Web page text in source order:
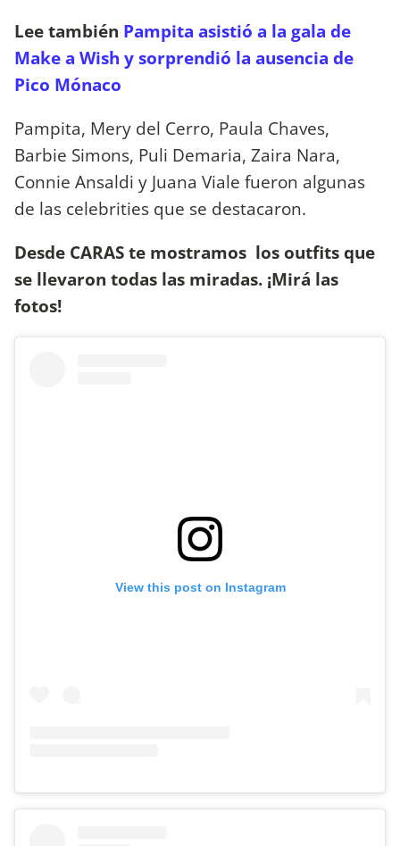
Lee también Pampita asistió a la gala de
Make a Wish y sorprendió la ausencia de
Pico Mónaco
Pampita, Mery del Cerro, Paula Chaves,
Barbie Simons, Puli Demaria, Zaira Nara,
Connie Ansaldi y Juana Viale fueron algunas
de las celebrities que se destacaron.
Desde CARAS te mostramos los outfits que
se llevaron todas las miradas. ¡Mirá las
fotos!
View this post on Instagram